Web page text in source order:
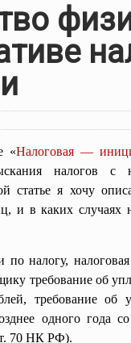
«Налоговая —
налогов
статье я хочу
и в каких случаях
налогу,
требование об
требование об
одного года
70 НК РФ).